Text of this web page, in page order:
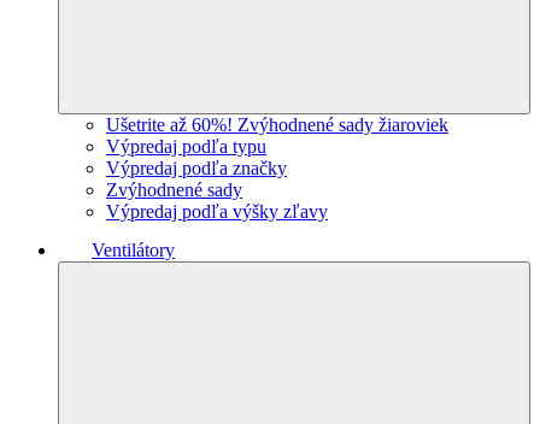
Ušetrite až 60%! Zvýhodnené sady žiaroviek
Výpredaj podľa typu
Výpredaj podľa značky
Zvýhodnené sady
Výpredaj podľa výšky zľavy
Ventilátory